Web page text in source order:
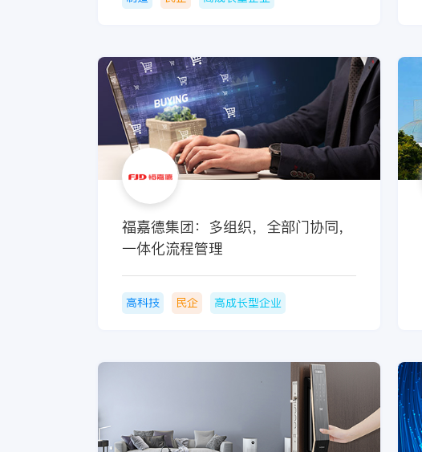
福嘉德集团：多组织，全部门协同，
一体化流程管理
高科技 民企 高成长型企业